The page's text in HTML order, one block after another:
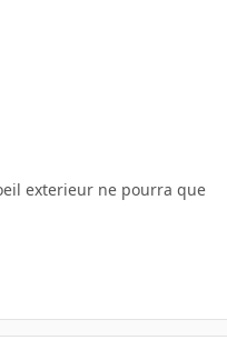
exterieur ne pourra que